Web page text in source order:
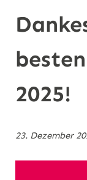
2025!
23. Dezember